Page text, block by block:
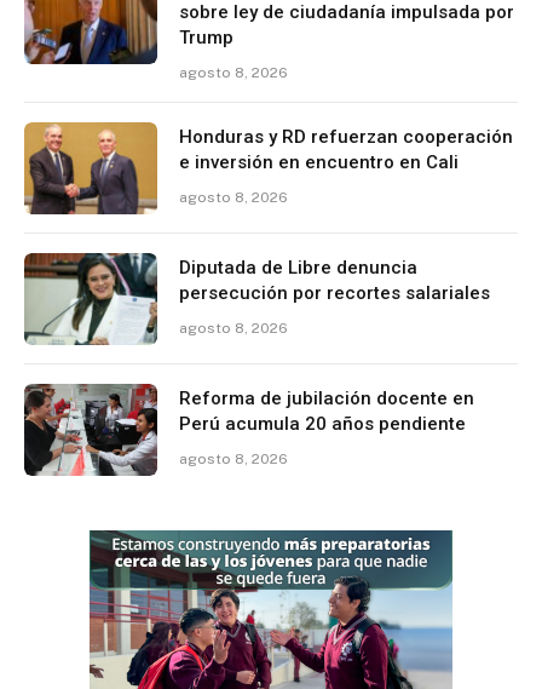
sobre ley de ciudadanía impulsada por
Trump
agosto 8, 2026
Honduras y RD refuerzan cooperación
e inversión en encuentro en Cali
agosto 8, 2026
Diputada de Libre denuncia
persecución por recortes salariales
agosto 8, 2026
Reforma de jubilación docente en
Perú acumula 20 años pendiente
agosto 8, 2026